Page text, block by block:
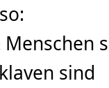
Menschen
sind